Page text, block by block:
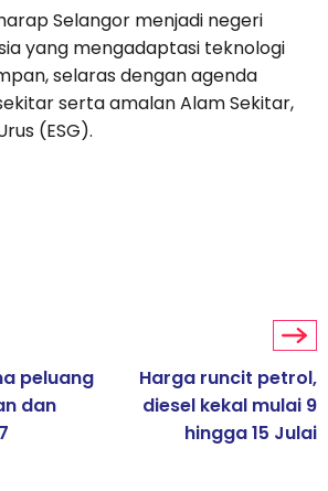
Selangor menjadi negeri
yang mengadaptasi teknologi
selaras dengan agenda
serta amalan Alam Sekitar,
(ESG).
peluang
dan
Harga runcit petrol,
diesel kekal mulai 9
hingga 15 Julai